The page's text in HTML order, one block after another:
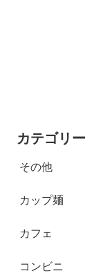
カテゴリー
その他
カップ麺
カフェ
コンビニ